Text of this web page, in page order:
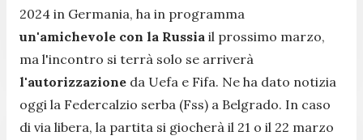
2024 in Germania, ha in programma
un'amichevole con la Russia il prossimo marzo,
ma l'incontro si terrà solo se arriverà
l'autorizzazione da Uefa e Fifa. Ne ha dato notizia
oggi la Federcalzio serba (Fss) a Belgrado. In caso
di via libera, la partita si giocherà il 21 o il 22 marzo